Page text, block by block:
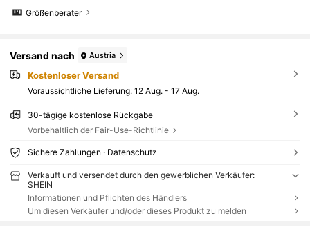
Größenberater
Versand nach Austria
Kostenloser Versand
Voraussichtliche Lieferung: 12 Aug. - 17 Aug.
30-tägige kostenlose Rückgabe
Vorbehaltlich der Fair-Use-Richtlinie
Sichere Zahlungen · Datenschutz
Verkauft und versendet durch den gewerblichen Verkäufer:
SHEIN
Informationen und Pflichten des Händlers
Um diesen Verkäufer und/oder dieses Produkt zu melden